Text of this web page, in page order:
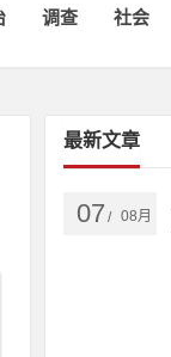
调查 社会
最新文章
07 / 08月